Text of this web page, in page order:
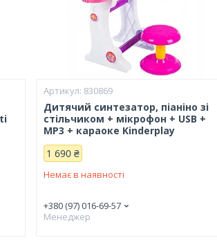
830869
Дитячий синтезатор, піаніно зі
стільчиком + мікрофон + USB +
MP3 + караоке Kinderplay
1 690 ₴
Немає в наявності
+380 (97) 016-69-57
Менеджер